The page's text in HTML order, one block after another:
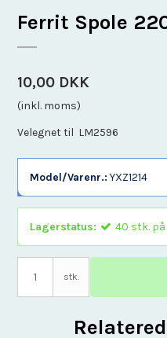
Ferrit Spole
10,00 DKK
(inkl. moms)
Velegnet til LM2596
Model/Varenr.: YXZ1214
Lagerstatus: 40 stk.
stk.